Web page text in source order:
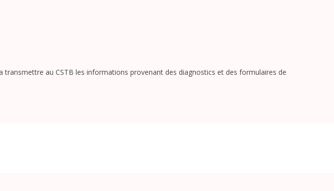
transmettre au CSTB les informations provenant des diagnostics et des formulaires de